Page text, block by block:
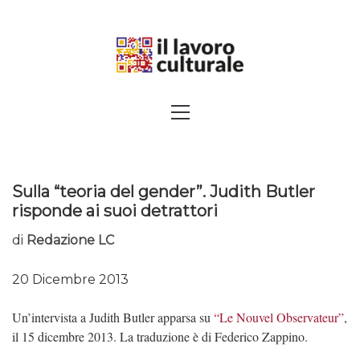
SAPERI, AFFACCIARSI SUL
Menu
Sulla “teoria del gender”. Judith Butler
risponde ai suoi detrattori
di Redazione LC
20 Dicembre 2013
Un’intervista a Judith Butler apparsa su“Le Nouvel Observateur”,
il 15 dicembre 2013. La traduzione è di Federico Zappino.